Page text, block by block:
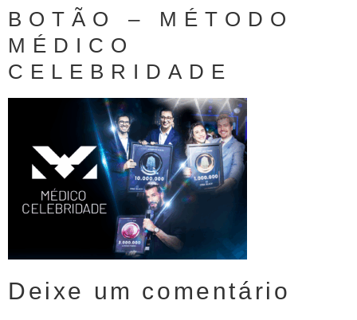
BOTÃO – MÉTODO
MÉDICO
CELEBRIDADE
Deixe um comentário